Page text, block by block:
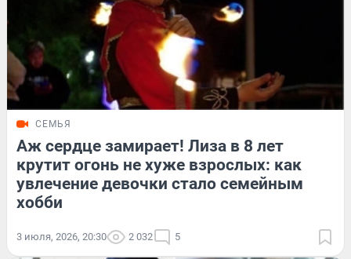
СЕМЬЯ
Аж сердце замирает! Лиза в 8 лет
крутит огонь не хуже взрослых: как
увлечение девочки стало семейным
хобби
3 июля, 2026, 20:30 2 032 5